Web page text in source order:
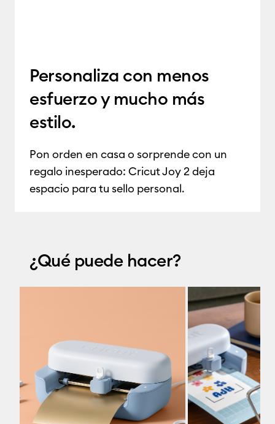
Personaliza con menos
esfuerzo y mucho más
estilo.
Pon orden en casa o sorprende con un
regalo inesperado: Cricut Joy 2 deja
espacio para tu sello personal.
¿Qué puede hacer?